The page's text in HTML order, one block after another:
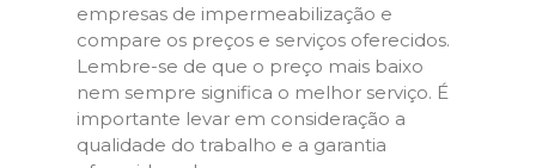
empresas de impermeabilização e
compare os preços e serviços oferecidos.
Lembre-se de que o preço mais baixo
nem sempre significa o melhor serviço. É
importante levar em consideração a
qualidade do trabalho e a garantia